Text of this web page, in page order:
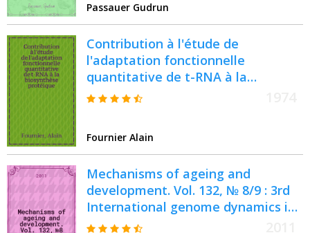
Diss. ... der ... Med. Fak. der ... Univ.
Erlangen-Nürnberg
Passauer Gudrun
Contribution à l'étude de
l'adaptation fonctionnelle
quantitative de t-RNA à la
biosynthèse protéique : Thèse prés.
Fournier Alain
Mechanisms of ageing and
development. Vol. 132, № 8/9 : 3rd
International genome dynamics in
neuroscience conference: "DNA